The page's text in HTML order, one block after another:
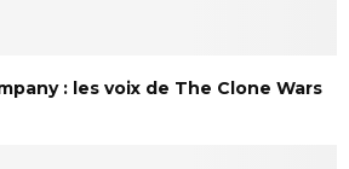
: les voix de The Clone Wars